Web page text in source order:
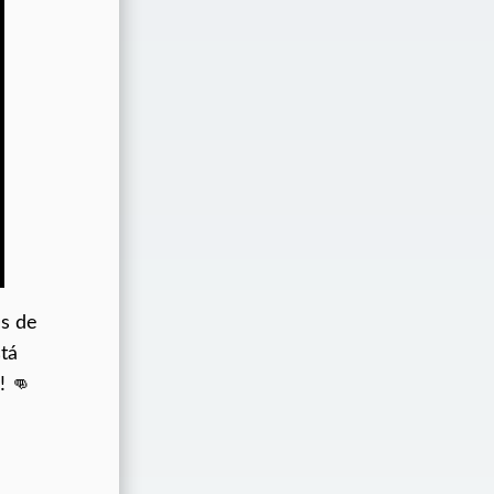
de
👊